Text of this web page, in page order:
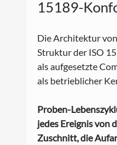
15189-
Die Architektur
Struktur der ISO
als aufgesetzte
als betrieblicher
Proben-
jedes Ereignis von
Zuschnitt, die